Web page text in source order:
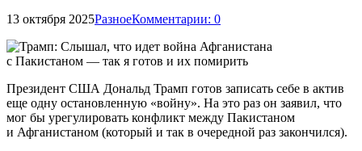
13 октября 2025РазноеКомментарии: 0
Президент США Дональд Трамп готов записать себе в актив
еще одну остановленную «войну». На это раз он заявил, что
мог бы урегулировать конфликт между Пакистаном
и Афганистаном (который и так в очередной раз закончился).